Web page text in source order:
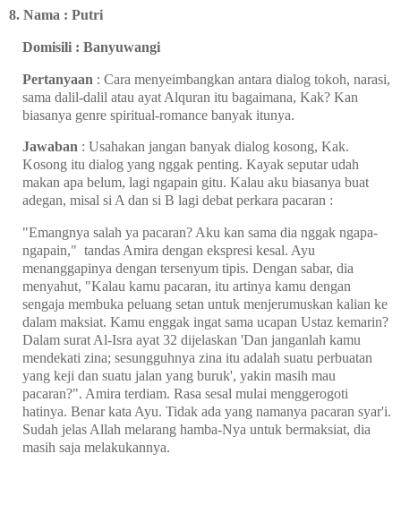
8. Nama : Putri
Domisili : Banyuwangi
Pertanyaan : Cara menyeimbangkan antara dialog tokoh, narasi,
sama dalil-dalil atau ayat Alquran itu bagaimana, Kak? Kan
biasanya genre spiritual-romance banyak itunya.
Jawaban : Usahakan jangan banyak dialog kosong, Kak.
Kosong itu dialog yang nggak penting. Kayak seputar udah
makan apa belum, lagi ngapain gitu. Kalau aku biasanya buat
adegan, misal si A dan si B lagi debat perkara pacaran :
"Emangnya salah ya pacaran? Aku kan sama dia nggak ngapa-
ngapain," tandas Amira dengan ekspresi kesal. Ayu
menanggapinya dengan tersenyum tipis. Dengan sabar, dia
menyahut, "Kalau kamu pacaran, itu artinya kamu dengan
sengaja membuka peluang setan untuk menjerumuskan kalian ke
dalam maksiat. Kamu enggak ingat sama ucapan Ustaz kemarin?
Dalam surat Al-Isra ayat 32 dijelaskan 'Dan janganlah kamu
mendekati zina; sesungguhnya zina itu adalah suatu perbuatan
yang keji dan suatu jalan yang buruk', yakin masih mau
pacaran?". Amira terdiam. Rasa sesal mulai menggerogoti
hatinya. Benar kata Ayu. Tidak ada yang namanya pacaran syar'i.
Sudah jelas Allah melarang hamba-Nya untuk bermaksiat, dia
masih saja melakukannya.